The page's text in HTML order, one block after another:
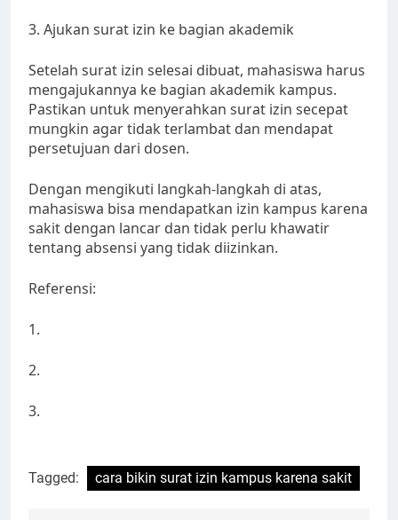
3. Ajukan surat izin ke bagian akademik
Setelah surat izin selesai dibuat, mahasiswa harus
mengajukannya ke bagian akademik kampus.
Pastikan untuk menyerahkan surat izin secepat
mungkin agar tidak terlambat dan mendapat
persetujuan dari dosen.
Dengan mengikuti langkah-langkah di atas,
mahasiswa bisa mendapatkan izin kampus karena
sakit dengan lancar dan tidak perlu khawatir
tentang absensi yang tidak diizinkan.
Referensi:
1.
2.
3.
Tagged: cara bikin surat izin kampus karena sakit